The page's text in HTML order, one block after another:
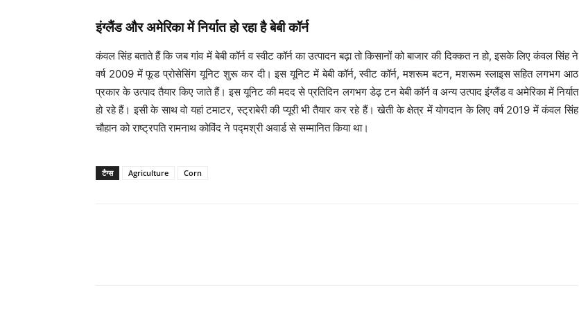
इंग्लैंड और अमेरिका में निर्यात हो रहा है बेबी कॉर्न
कंवल सिंह बताते हैं कि जब गांव में बेबी कॉर्न व स्वीट कॉर्न का उत्पादन बढ़ा तो किसानों को बाजार की दिक्कत न हो, इसके लिए कंवल सिंह ने
वर्ष 2009 में फूड प्रोसेसिंग यूनिट शुरू कर दी। इस यूनिट में बेबी कॉर्न, स्वीट कॉर्न, मशरूम बटन, मशरूम स्लाइस सहित लगभग आठ
प्रकार के उत्पाद तैयार किए जाते हैं। इस यूनिट की मदद से प्रतिदिन लगभग डेढ़ टन बेबी कॉर्न व अन्य उत्पाद इंग्लैंड व अमेरिका में निर्यात
हो रहे हैं। इसी के साथ वो यहां टमाटर, स्ट्राबेरी की प्यूरी भी तैयार कर रहे हैं। खेती के क्षेत्र में योगदान के लिए वर्ष 2019 में कंवल सिंह
चौहान को राष्ट्रपति रामनाथ कोविंद ने पद्मश्री अवार्ड से सम्मानित किया था।
टैग्स Agriculture Corn